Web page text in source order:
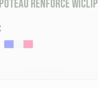
renforcé WICLIP